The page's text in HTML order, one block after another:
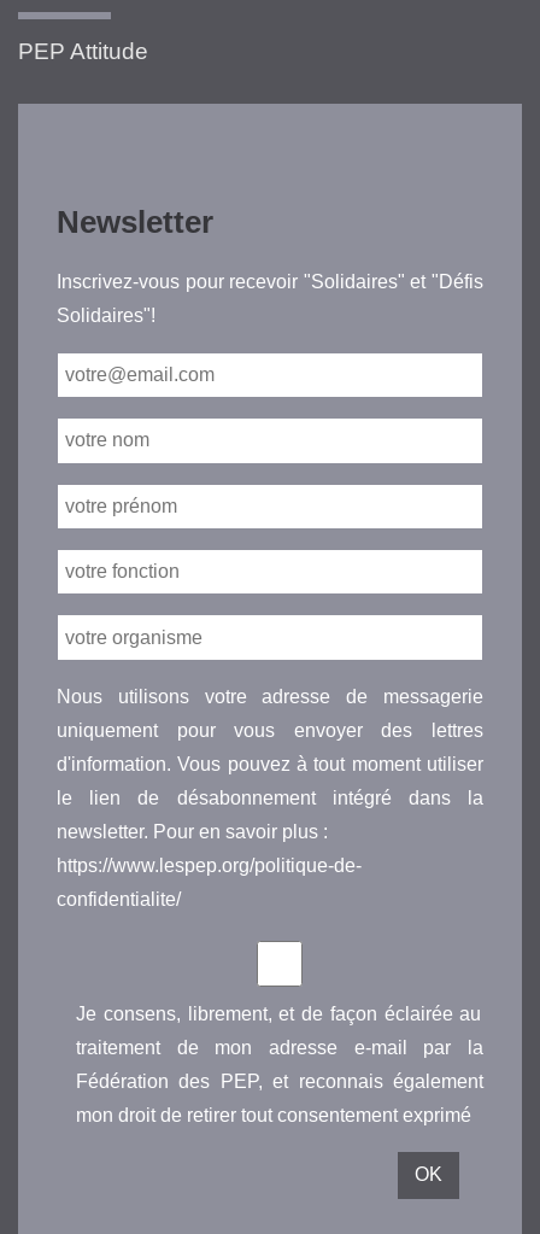
PEP Attitude
Newsletter
Inscrivez-vous pour recevoir "Solidaires" et "Défis
Solidaires"!
Nous utilisons votre adresse de messagerie
uniquement pour vous envoyer des lettres
d'information. Vous pouvez à tout moment utiliser
le lien de désabonnement intégré dans la
newsletter. Pour en savoir plus :
https://www.lespep.org/politique-de-
confidentialite/
Je consens, librement, et de façon éclairée au
traitement de mon adresse e-mail par la
Fédération des PEP, et reconnais également
mon droit de retirer tout consentement exprimé